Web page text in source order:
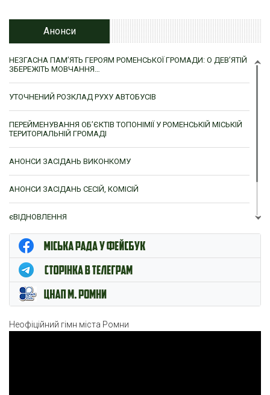
Анонси
НЕЗГАСНА ПАМ’ЯТЬ ГЕРОЯМ РОМЕНСЬКОЇ ГРОМАДИ: О ДЕВ’ЯТІЙ
ЗБЕРЕЖІТЬ МОВЧАННЯ…
УТОЧНЕНИЙ РОЗКЛАД РУХУ АВТОБУСІВ
ПЕРЕЙМЕНУВАННЯ ОБ’ЄКТІВ ТОПОНІМІЇ У РОМЕНСЬКІЙ МІСЬКІЙ
ТЕРИТОРІАЛЬНІЙ ГРОМАДІ
АНОНСИ ЗАСІДАНЬ ВИКОНКОМУ
АНОНСИ ЗАСІДАНЬ СЕСІЙ, КОМІСІЙ
єВІДНОВЛЕННЯ
ЦНАП м. Ромни
Неофіційний гімн міста Ромни